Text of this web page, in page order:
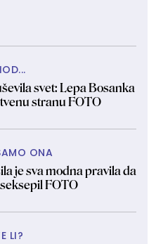
svet: Lepa Bosanka
stranu FOTO
ONA
je sva modna pravila da
FOTO
LI?